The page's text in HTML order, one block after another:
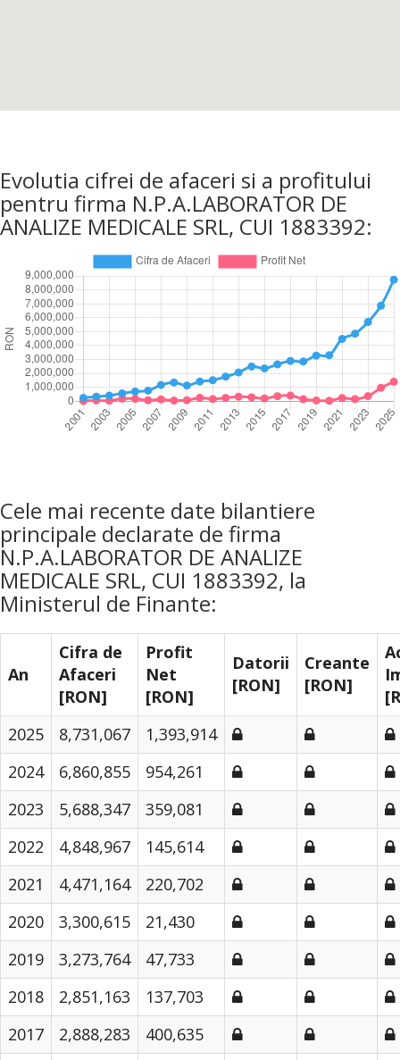
Evolutia cifrei de afaceri si a profitului
pentru firma N.P.A.LABORATOR DE
ANALIZE MEDICALE SRL, CUI 1883392:
Cele mai recente date bilantiere
principale declarate de firma
N.P.A.LABORATOR DE ANALIZE
MEDICALE SRL, CUI 1883392, la
Ministerul de Finante:
An
Cifra de
Afaceri
[RON]
Profit
Net
[RON]
Datorii
[RON]
Creante
[RON]
2025
8,731,067
1,393,914
2024
6,860,855
954,261
2023
5,688,347
359,081
2022
4,848,967
145,614
2021
4,471,164
220,702
2020
3,300,615
21,430
2019
3,273,764
47,733
2018
2,851,163
137,703
2017
2,888,283
400,635